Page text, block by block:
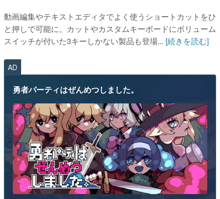
動画編集やテキストエディタでよく使うショートカットをひ
と押しで可能に。カットやカスタムキーボードにボリューム
スイッチが付いた3キーしかない製品も登場... [続きを読む]
AD
勇者パーティはぜんめつしました。